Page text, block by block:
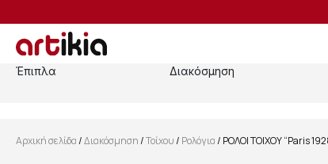
Έπιπλα Διακόσμηση
Αρχική σελίδα/Διακόσμηση/Τοίχου/ Ρολόγια/ ΡΟΛΟΙ ΤΟΙΧΟΥ “Paris